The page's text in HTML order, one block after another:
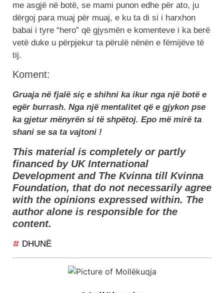
me asgjë në botë, se mami punon edhe për ato, ju
dërgoj para muaj për muaj, e ku ta di si i harxhon
babai i tyre “hero” që gjysmën e komenteve i ka berë
vetë duke u përpjekur ta përulë nënën e fëmijëve të
tij.
Koment:
Gruaja në fjalë siç e shihni ka ikur nga një botë e
egër burrash. Nga një mentalitet që e gjykon pse
ka gjetur mënyrën si të shpëtoj. Epo më mirë ta
shani se sa ta vajtoni !
This material is completely or partly
financed by UK International
Development and The Kvinna till Kvinna
Foundation, that do not necessarily agree
with the opinions expressed within. The
author alone is responsible for the
content.
DHUNË